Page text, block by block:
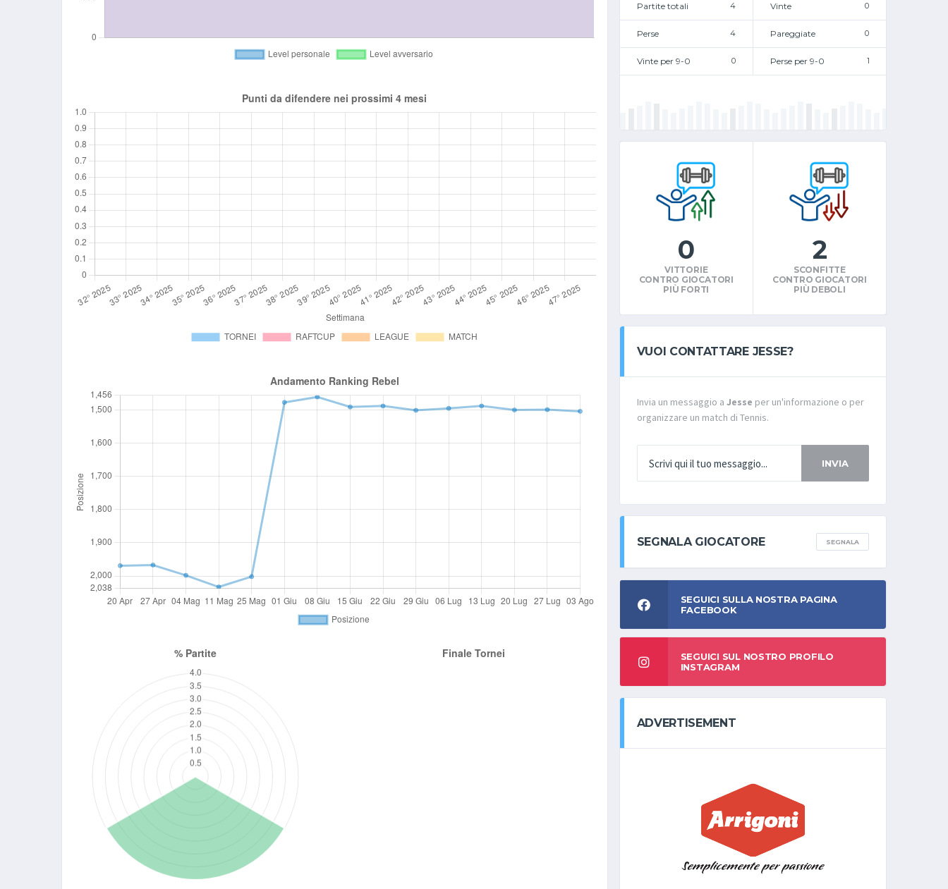
Partite totali 4 Vinte 0
Perse 4 Pareggiate 0
Vinte per 9-0 0 Perse per 9-0 1
0
VITTORIE
CONTRO GIOCATORI
PIÙ FORTI
2
SCONFITTE
CONTRO GIOCATORI
PIÙ DEBOLI
VUOI CONTATTARE JESSE?
Invia un messaggio a Jesse per un'informazione o per
organizzare un match di Tennis.
INVIA
SEGNALA GIOCATORE SEGNALA
SEGUICI SULLA NOSTRA PAGINA
FACEBOOK
SEGUICI SUL NOSTRO PROFILO
INSTAGRAM
ADVERTISEMENT